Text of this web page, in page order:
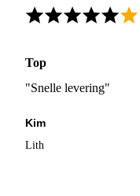
Top
"Snelle levering"
Kim
Lith